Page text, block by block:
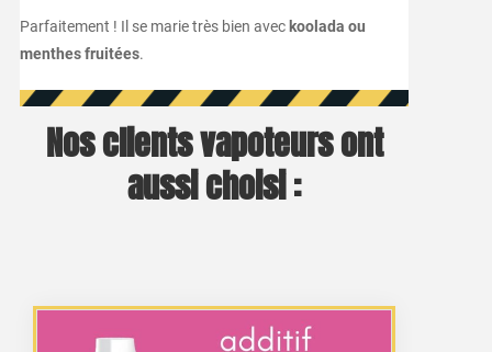
Parfaitement ! Il se marie très bien avec koolada ou
menthes fruitées.
Nos clients vapoteurs ont
aussi choisi :